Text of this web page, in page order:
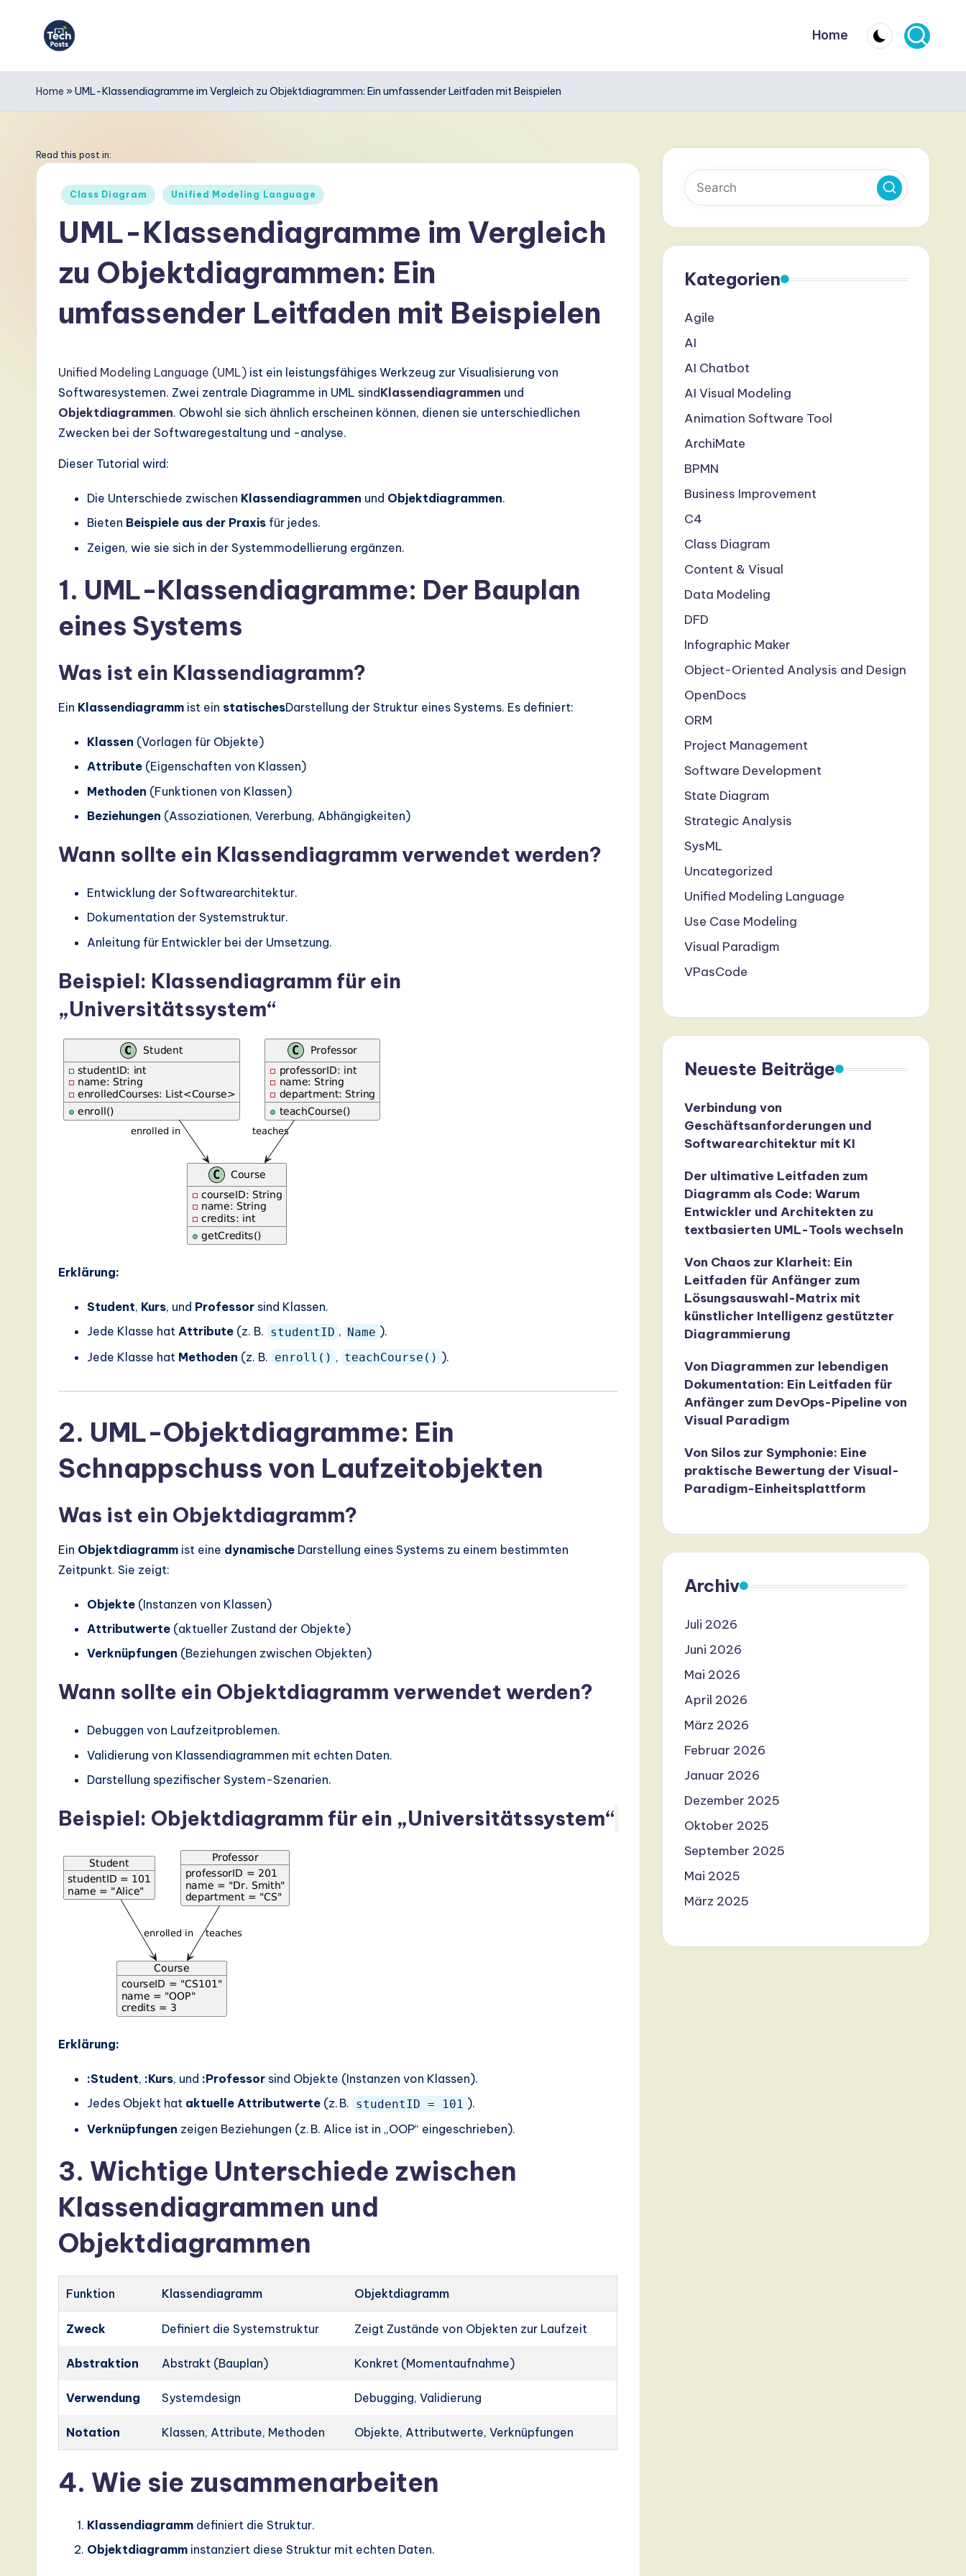
T
e
h
m
In
Home
Home » UML-Klassendiagramme im Vergleich zu Objektdiagrammen: Ein umfassender Leitfaden mit Beispielen
Read this post in:
Posted
Class Diagram Unified Modeling Language
UML-Klassendiagramme im Vergleich
zu Objektdiagrammen: Ein
umfassender Leitfaden mit Beispielen
Unified Modeling Language (UML) ist ein leistungsfähiges Werkzeug zur Visualisierung von
Softwaresystemen. Zwei zentrale Diagramme in UML sindKlassendiagrammen und
Objektdiagrammen. Obwohl sie sich ähnlich erscheinen können, dienen sie unterschiedlichen
Zwecken bei der Softwaregestaltung und -analyse.
Dieser Tutorial wird:
Die Unterschiede zwischen Klassendiagrammen und Objektdiagrammen.
Bieten Beispiele aus der Praxis für jedes.
Zeigen, wie sie sich in der Systemmodellierung ergänzen.
1. UML-Klassendiagramme: Der Bauplan
eines Systems
Was ist ein Klassendiagramm?
Ein Klassendiagramm ist ein statischesDarstellung der Struktur eines Systems. Es definiert:
Klassen (Vorlagen für Objekte)
Attribute (Eigenschaften von Klassen)
Methoden (Funktionen von Klassen)
Beziehungen (Assoziationen, Vererbung, Abhängigkeiten)
Wann sollte ein Klassendiagramm verwendet werden?
Entwicklung der Softwarearchitektur.
Dokumentation der Systemstruktur.
Anleitung für Entwickler bei der Umsetzung.
Beispiel: Klassendiagramm für ein
„Universitätssystem“
Erklärung:
Student, Kurs, und Professor sind Klassen.
Jede Klasse hat Attribute (z. B. studentID , Name ).
Jede Klasse hat Methoden (z. B. enroll() , teachCourse() ).
2. UML-Objektdiagramme: Ein
Schnappschuss von Laufzeitobjekten
Was ist ein Objektdiagramm?
Ein Objektdiagramm ist eine dynamische Darstellung eines Systems zu einem bestimmten
Zeitpunkt. Sie zeigt:
Objekte (Instanzen von Klassen)
Attributwerte (aktueller Zustand der Objekte)
Verknüpfungen (Beziehungen zwischen Objekten)
Wann sollte ein Objektdiagramm verwendet werden?
Debuggen von Laufzeitproblemen.
Validierung von Klassendiagrammen mit echten Daten.
Darstellung spezifischer System-Szenarien.
Beispiel: Objektdiagramm für ein „Universitätssystem“
Erklärung:
:Student, :Kurs, und :Professor sind Objekte (Instanzen von Klassen).
Jedes Objekt hat aktuelle Attributwerte (z. B. studentID = 101 ).
Verknüpfungen zeigen Beziehungen (z. B. Alice ist in „OOP“ eingeschrieben).
3. Wichtige Unterschiede zwischen
Klassendiagrammen und
Objektdiagrammen
Funktion Klassendiagramm Objektdiagramm
Zweck Definiert die Systemstruktur Zeigt Zustände von Objekten zur Laufzeit
Abstraktion Abstrakt (Bauplan) Konkret (Momentaufnahme)
Verwendung Systemdesign Debugging, Validierung
Notation Klassen, Attribute, Methoden Objekte, Attributwerte, Verknüpfungen
4. Wie sie zusammenarbeiten
Klassendiagramm definiert die Struktur.
Objektdiagramm instanziert diese Struktur mit echten Daten.
Kategorien
Agile
AI
AI Chatbot
AI Visual Modeling
Animation Software Tool
ArchiMate
BPMN
Business Improvement
C4
Class Diagram
Content & Visual
Data Modeling
DFD
Infographic Maker
Object-Oriented Analysis and Design
OpenDocs
ORM
Project Management
Software Development
State Diagram
Strategic Analysis
SysML
Uncategorized
Unified Modeling Language
Use Case Modeling
Visual Paradigm
VPasCode
Neueste Beiträge
Verbindung von
Geschäftsanforderungen und
Softwarearchitektur mit KI
Der ultimative Leitfaden zum
Diagramm als Code: Warum
Entwickler und Architekten zu
textbasierten UML-Tools wechseln
Von Chaos zur Klarheit: Ein
Leitfaden für Anfänger zum
Lösungsauswahl-Matrix mit
künstlicher Intelligenz gestützter
Diagrammierung
Von Diagrammen zur lebendigen
Dokumentation: Ein Leitfaden für
Anfänger zum DevOps-Pipeline von
Visual Paradigm
Von Silos zur Symphonie: Eine
praktische Bewertung der Visual-
Paradigm-Einheitsplattform
Archiv
Juli 2026
Juni 2026
Mai 2026
April 2026
März 2026
Februar 2026
Januar 2026
Dezember 2025
Oktober 2025
September 2025
Mai 2025
März 2025